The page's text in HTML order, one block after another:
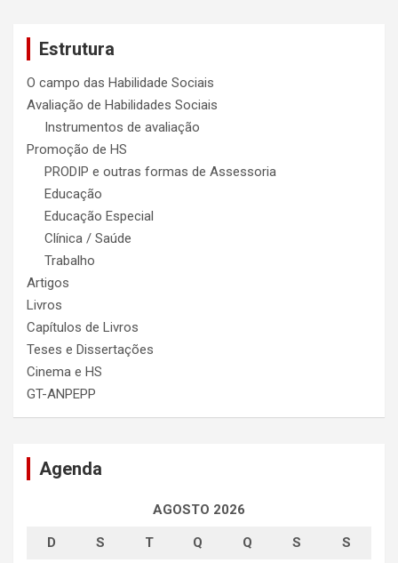
Estrutura
O campo das Habilidade Sociais
Avaliação de Habilidades Sociais
Instrumentos de avaliação
Promoção de HS
PRODIP e outras formas de Assessoria
Educação
Educação Especial
Clínica / Saúde
Trabalho
Artigos
Livros
Capítulos de Livros
Teses e Dissertações
Cinema e HS
GT-ANPEPP
Agenda
AGOSTO 2026
D S T Q Q S S